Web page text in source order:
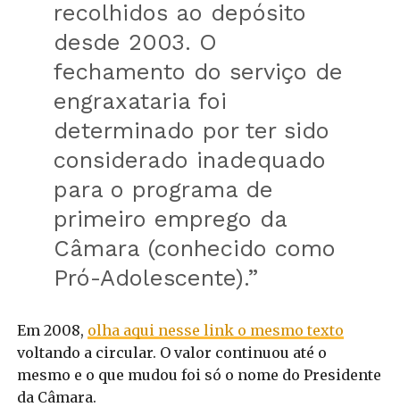
recolhidos ao depósito
desde 2003. O
fechamento do serviço de
engraxataria foi
determinado por ter sido
considerado inadequado
para o programa de
primeiro emprego da
Câmara (conhecido como
Pró-Adolescente).”
Em 2008, olha aqui nesse link o mesmo texto
voltando a circular. O valor continuou até o
mesmo e o que mudou foi só o nome do Presidente
da Câmara.